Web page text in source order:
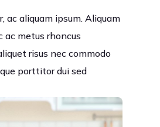
ac aliquam ipsum. Aliquam
ac metus rhoncus
risus nec commodo
porttitor dui sed